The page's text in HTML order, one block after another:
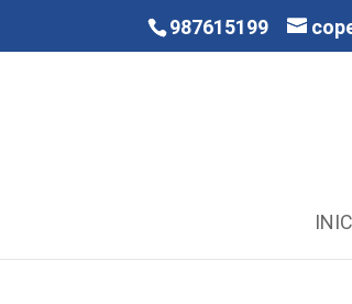
987615199